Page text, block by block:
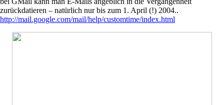
zurückdatieren – natürlich nur bis zum 1. April (!) 2004..
http://mail.google.com/mail/help/customtime/index.html